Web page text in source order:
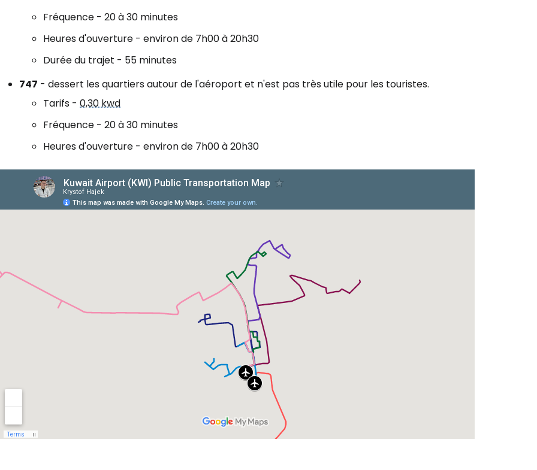
Fréquence - 20 à 30 minutes
Heures d'ouverture - environ de 7h00 à 20h30
Durée du trajet - 55 minutes
747 - dessert les quartiers autour de l'aéroport et n'est pas très utile pour les touristes.
Tarifs - 0,30 kwd
Fréquence - 20 à 30 minutes
Heures d'ouverture - environ de 7h00 à 20h30